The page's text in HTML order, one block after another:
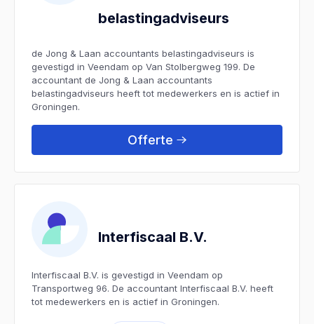
belastingadviseurs
de Jong & Laan accountants belastingadviseurs is
gevestigd in Veendam op Van Stolbergweg 199. De
accountant de Jong & Laan accountants
belastingadviseurs heeft tot medewerkers en is actief in
Groningen.
Offerte
Interfiscaal B.V.
Interfiscaal B.V. is gevestigd in Veendam op
Transportweg 96. De accountant Interfiscaal B.V. heeft
tot medewerkers en is actief in Groningen.